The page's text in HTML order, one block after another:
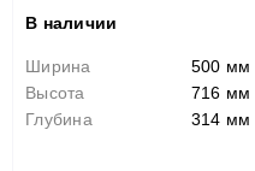
В наличии
Ширина
500 мм
Высота
716 мм
Глубина
314 мм